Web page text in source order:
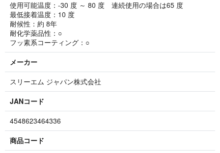
使用可能温度：-30 度 ～ 80 度 連続使用の場合は65 度
最低接着温度：10 度
耐候性：約 8年
耐化学薬品性：○
フッ素系コーティング：○
メーカー
スリーエム ジャパン株式会社
JANコード
4548623464336
商品コード